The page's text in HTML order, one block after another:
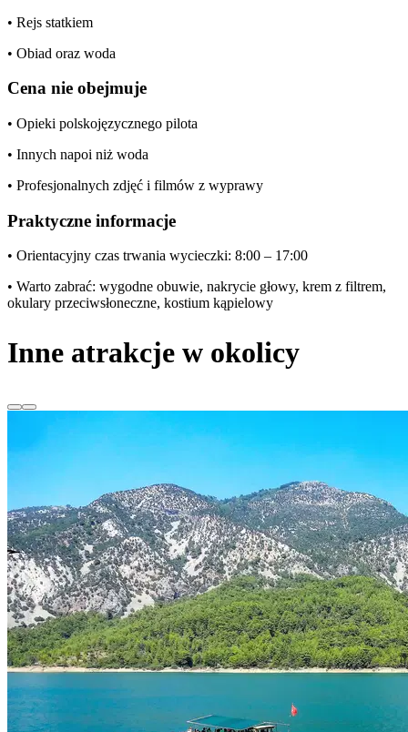
• Rejs statkiem
• Obiad oraz woda
Cena nie obejmuje
• Opieki polskojęzycznego pilota
• Innych napoi niż woda
• Profesjonalnych zdjęć i filmów z wyprawy
Praktyczne informacje
• Orientacyjny czas trwania wycieczki: 8:00 – 17:00
• Warto zabrać: wygodne obuwie, nakrycie głowy, krem z filtrem,
okulary przeciwsłoneczne, kostium kąpielowy
Inne atrakcje w okolicy